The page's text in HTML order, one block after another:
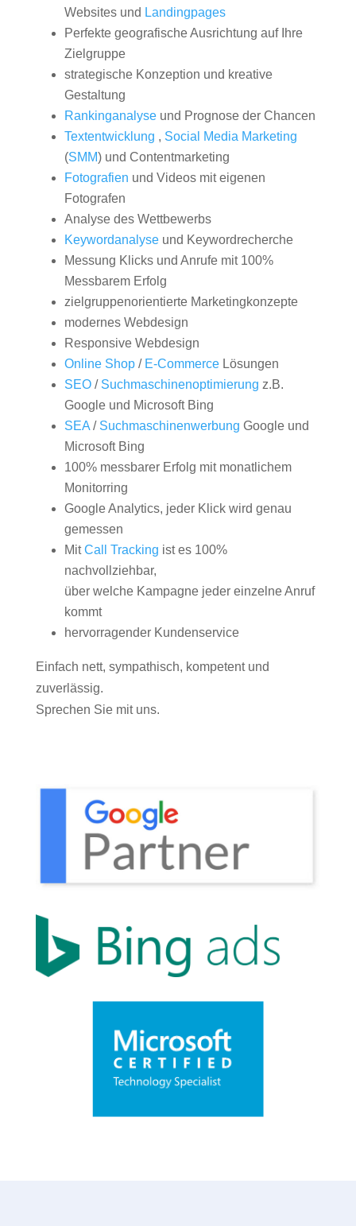
Websites und Landingpages
Perfekte geografische Ausrichtung auf Ihre
Zielgruppe
strategische Konzeption und kreative
Gestaltung
Rankinganalyseund Prognose der Chancen
Textentwicklung , Social Media Marketing
(SMM) und Contentmarketing
Fotografien und Videos mit eigenen
Fotografen
Analyse des Wettbewerbs
Keywordanalyseund Keywordrecherche
Messung Klicks und Anrufe mit 100%
Messbarem Erfolg
zielgruppenorientierte Marketingkonzepte
modernes Webdesign
Responsive Webdesign
Online Shop/ E-CommerceLösungen
SEO/ Suchmaschinenoptimierung z.B.
Google und Microsoft Bing
SEA/ Suchmaschinenwerbung Google und
Microsoft Bing
100% messbarer Erfolg mit monatlichem
Monitorring
Google Analytics, jeder Klick wird genau
gemessen
MitCall Tracking ist es 100%
nachvollziehbar,
über welche Kampagne jeder einzelne Anruf
kommt
hervorragender Kundenservice
Einfach nett, sympathisch, kompetent und
zuverlässig.
Sprechen Sie mit uns.